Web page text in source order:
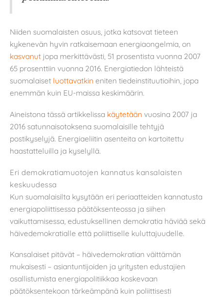
Niiden suomalaisten osuus, jotka katsovat tieteen
kykenevän hyvin ratkaisemaan energiaongelmia, on
kasvanut jopa merkittävästi, 51 prosentista vuonna 2007
65 prosenttiin vuonna 2016. Energiatiedon lähteistä
suomalaiset luottavatkin eniten tiedeinstituutioihin, jopa
enemmän kuin EU-maissa keskimäärin.
Aineistona tässä artikkelissa käytetään vuosina 2007 ja
2016 satunnaisotoksena suomalaisille tehtyjä
postikyselyjä. Energiaeliitin asenteita on kartoitettu
haastatteluilla ja kyselyllä.
Eri demokratiamuotojen kannatus kansalaisten
keskuudessa
Kun suomalaisilta kysytään eri periaatteiden kannatusta
energiapoliittisessa päätöksenteossa ja siihen
vaikuttamisessa, edustuksellinen demokratia häviää sekä
häivedemokratialle että poliittiselle kuluttajuudelle.
Kansalaiset pitävät – häivedemokratian väittämän
mukaisesti – asiantuntijoiden ja yritysten edustajien
osallistumista energiapolitiikkaa koskevaan
päätöksentekoon tärkeämpänä kuin poliittisesti